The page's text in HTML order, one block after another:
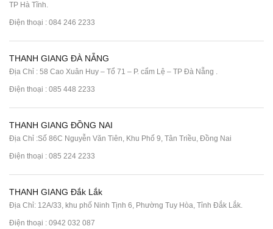
TP Hà Tĩnh.
Điện thoại : 084 246 2233
THANH GIANG ĐÀ NẴNG
Địa Chỉ : 58 Cao Xuân Huy – Tổ 71 – P. cẩm Lệ – TP Đà Nẵng .
Điện thoại : 085 448 2233
THANH GIANG ĐỒNG NAI
Địa Chỉ :Số 86C Nguyễn Văn Tiên, Khu Phố 9, Tân Triều, Đồng Nai
Điện thoại : 085 224 2233
THANH GIANG Đắk Lắk
Địa Chỉ: 12A/33, khu phố Ninh Tịnh 6, Phường Tuy Hòa, Tỉnh Đắk Lắk.
Điện thoại : 0942 032 087